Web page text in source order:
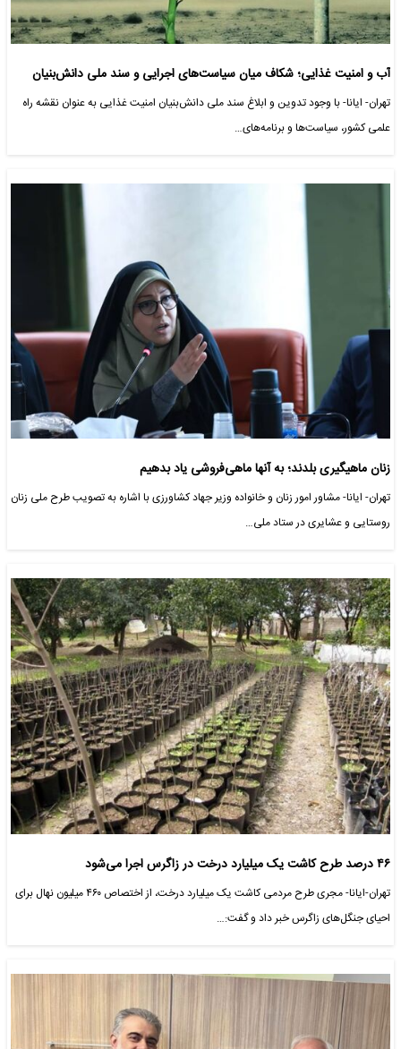
آب و امنیت غذایی؛ شکاف میان سیاست‌های اجرایی و سند ملی دانش‌بنیان
تهران- ایانا- با وجود تدوین و ابلاغ سند ملی دانش‌بنیان امنیت غذایی به عنوان نقشه راه
علمی کشور، سیاست‌ها و برنامه‌های…
زنان ماهیگیری بلدند؛ به آنها ماهی‌فروشی یاد بدهیم
تهران- ایانا- مشاور امور زنان و خانواده وزیر جهاد کشاورزی با اشاره به تصویب طرح ملی زنان
روستایی و عشایری در ستاد ملی…
۴۶ درصد طرح کاشت یک میلیارد درخت در زاگرس اجرا می‌شود
تهران-ایانا- مجری طرح مردمی کاشت یک میلیارد درخت، از اختصاص ۴۶۰ میلیون نهال برای
احیای جنگل‌های زاگرس خبر داد و گفت:…